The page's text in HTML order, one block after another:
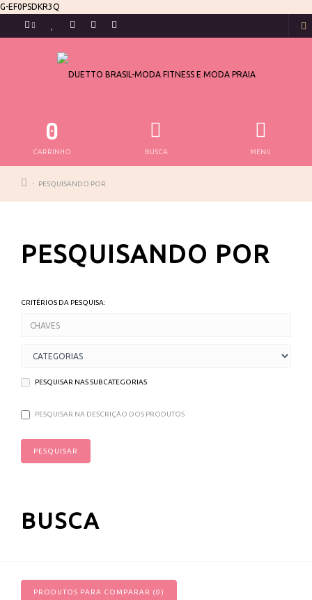
G-EF0PSDKR3Q
MENU
BUSCA
0
CARRINHO
PESQUISANDO POR
PESQUISANDO POR
CRITÉRIOS DA PESQUISA:
PESQUISAR NAS SUBCATEGORIAS
PESQUISAR NA DESCRIÇÃO DOS PRODUTOS
BUSCA
PRODUTOS PARA COMPARAR (0)